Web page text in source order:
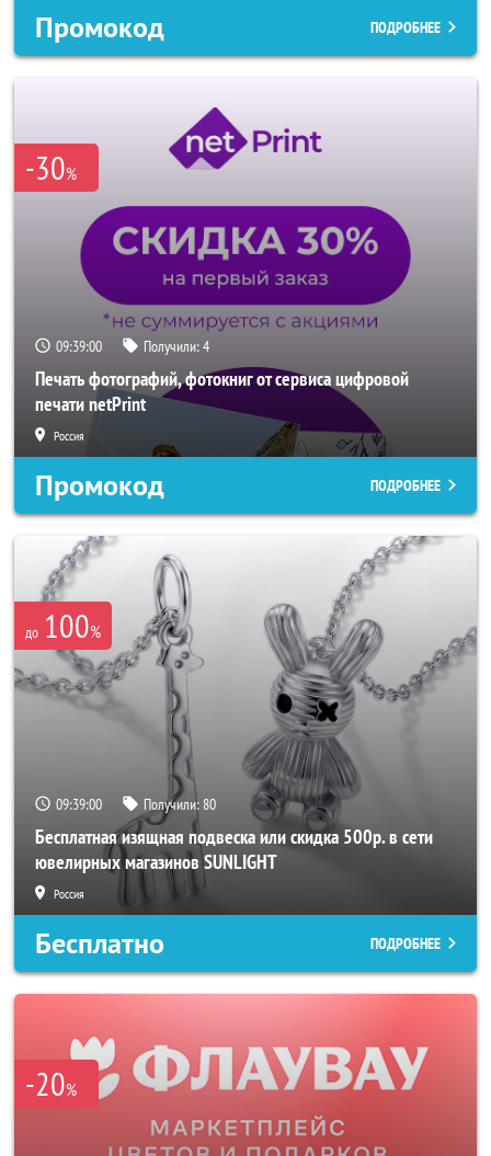
Промокод ПОДРОБНЕЕ
-30%
09:38:58 Получили:4
Печать фотографий, фотокниг от сервиса цифровой
печати netPrint
Россия
Промокод ПОДРОБНЕЕ
до 100%
09:38:58 Получили: 80
Бесплатная изящная подвеска или скидка 500р. в сети
ювелирных магазинов SUNLIGHT
Россия
Бесплатно ПОДРОБНЕЕ
-20%